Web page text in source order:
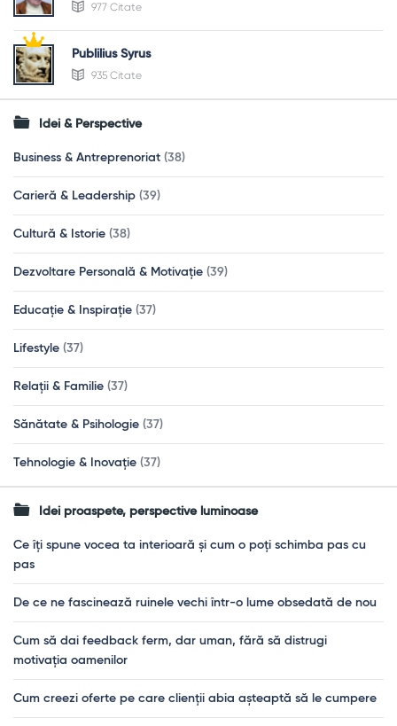
977 Citate
Publilius Syrus
935 Citate
Idei & Perspective
Business & Antreprenoriat (38)
Carieră & Leadership (39)
Cultură & Istorie (38)
Dezvoltare Personală & Motivație (39)
Educație & Inspirație (37)
Lifestyle (37)
Relații & Familie (37)
Sănătate & Psihologie (37)
Tehnologie & Inovație (37)
Idei proaspete, perspective luminoase
Ce îți spune vocea ta interioară și cum o poți schimba pas cu
pas
De ce ne fascinează ruinele vechi într-o lume obsedată de nou
Cum să dai feedback ferm, dar uman, fără să distrugi
motivația oamenilor
Cum creezi oferte pe care clienții abia așteaptă să le cumpere